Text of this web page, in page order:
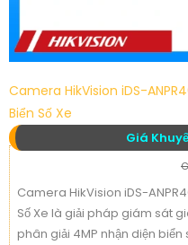
Camera HikVision iDS-
Biển Số Xe
Giá
Camera HikVision iDS-
Số Xe là giải pháp giám sát
phân giải 4MP nhận diện